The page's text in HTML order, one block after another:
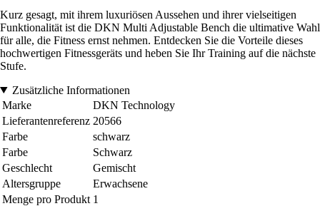
Kurz gesagt, mit ihrem luxuriösen Aussehen und ihrer vielseitigen
Funktionalität ist die DKN Multi Adjustable Bench die ultimative Wahl
für alle, die Fitness ernst nehmen. Entdecken Sie die Vorteile dieses
hochwertigen Fitnessgeräts und heben Sie Ihr Training auf die nächste
Stufe.
Zusätzliche Informationen
Marke
DKN Technology
Lieferantenreferenz 20566
Farbe
schwarz
Farbe
Schwarz
Geschlecht
Gemischt
Altersgruppe
Erwachsene
Menge pro Produkt 1